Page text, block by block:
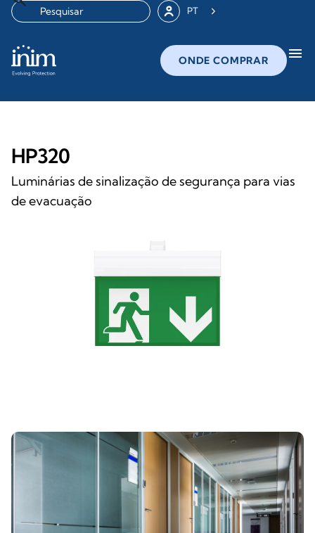
PT
ONDE COMPRAR menu
HP320
Luminárias de sinalização de segurança para vias
de evacuação